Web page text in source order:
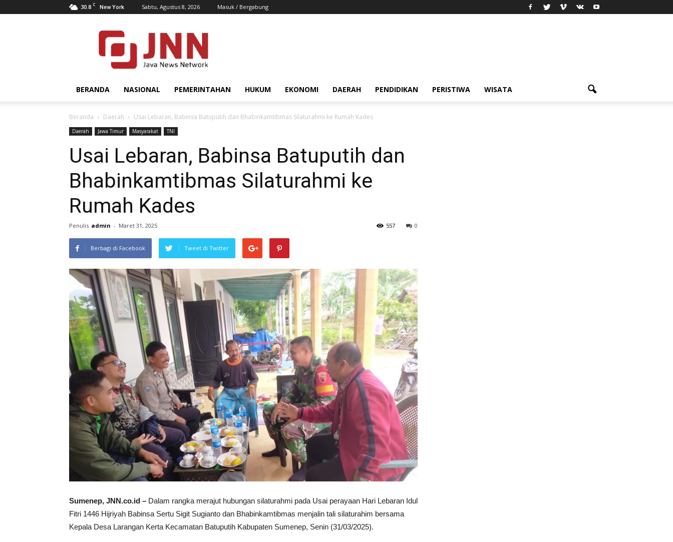
30.8 C New York Sabtu, Agustus 8, 2026 Masuk / Bergabung
JNN.co.id
BERANDA NASIONAL PEMERINTAHAN HUKUM EKONOMI DAERAH PENDIDIKAN PERISTIWA WISATA
Beranda Daerah Usai Lebaran, Babinsa Batuputih dan Bhabinkamtibmas Silaturahmi ke Rumah Kades
Daerah Jawa Timur Masyarakat TNI
Usai Lebaran, Babinsa Batuputih dan
Bhabinkamtibmas Silaturahmi ke
Rumah Kades
Penulis admin - Maret 31, 2025 0
557
Berbagi di Facebook Tweet di Twitter
Sumenep, JNN.co.id – Dalam rangka merajut hubungan silaturahmi pada Usai perayaan Hari Lebaran Idul
Fitri 1446 Hijriyah Babinsa Sertu Sigit Sugianto dan Bhabinkamtibmas menjalin tali silaturahim bersama
Kepala Desa Larangan Kerta Kecamatan Batuputih Kabupaten Sumenep, Senin (31/03/2025).